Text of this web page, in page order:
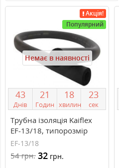
Акція!
Популярний
Немає в наявності
43
Днів
21
Годин
18
хвилин
23
сек
Трубна ізоляція Kaiflex
EF-13/18, типорозмір
13/18 мм
EF-13/18
54грн. 32 грн.